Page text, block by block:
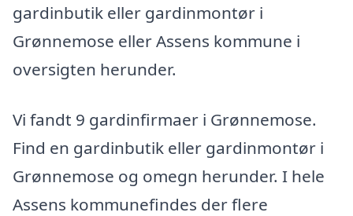
gardinbutik eller gardinmontør i
Grønnemose eller Assens kommune i
oversigten herunder.
Vi fandt 9 gardinfirmaer i Grønnemose.
Find en gardinbutik eller gardinmontør i
Grønnemose og omegn herunder. I hele
Assens kommunefindes der flere